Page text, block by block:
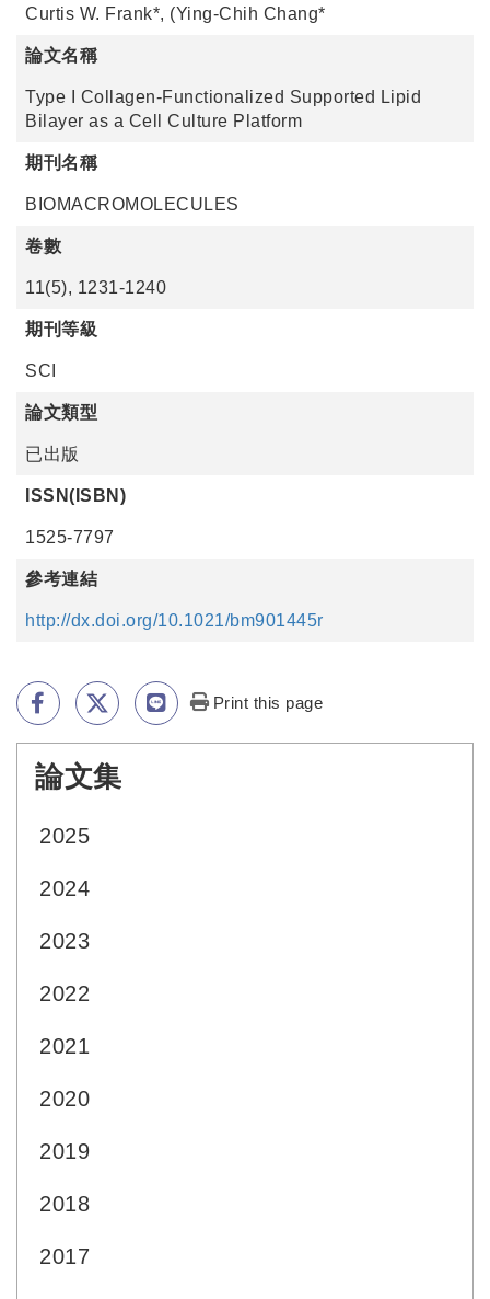
Curtis W. Frank*, (Ying-Chih Chang*
論文名稱
Type I Collagen-Functionalized Supported Lipid
Bilayer as a Cell Culture Platform
期刊名稱
BIOMACROMOLECULES
卷數
11(5), 1231-1240
期刊等級
SCI
論文類型
已出版
ISSN(ISBN)
1525-7797
參考連結
http://dx.doi.org/10.1021/bm901445r
Print this page
論文集
2025
2024
2023
2022
2021
2020
2019
2018
2017